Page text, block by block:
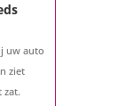
uw auto
ziet
zat.